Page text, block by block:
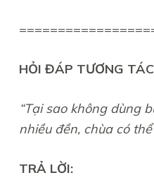
HỎI ĐÁP TƯƠNG
“Tại sao không dùng
nhiều đền, chùa có
TRẢ LỜI: